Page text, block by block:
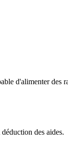
d'alimenter des
des aides.